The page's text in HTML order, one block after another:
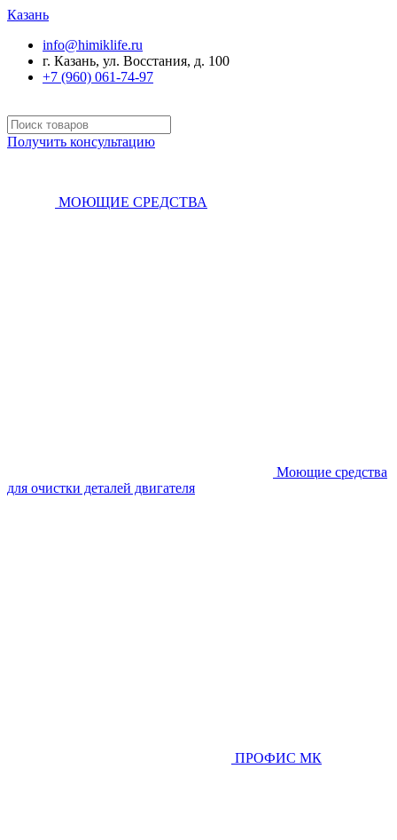
Казань
info@himiklife.ru
г. Казань, ул. Восстания, д. 100
+7 (960) 061-74-97
Получить консультацию
МОЮЩИЕ СРЕДСТВА
Моющие средства
для очистки деталей двигателя
ПРОФИС МК